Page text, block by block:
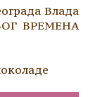
Влада
ВРЕМЕНА